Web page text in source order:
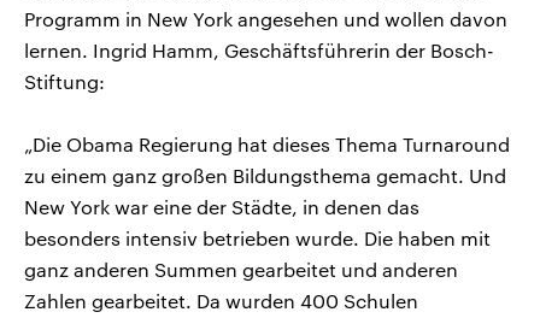
Programm in New York angesehen und wollen davon
lernen. Ingrid Hamm, Geschäftsführerin der Bosch-
Stiftung:
„Die Obama Regierung hat dieses Thema Turnaround
zu einem ganz großen Bildungsthema gemacht. Und
New York war eine der Städte, in denen das
besonders intensiv betrieben wurde. Die haben mit
ganz anderen Summen gearbeitet und anderen
Zahlen gearbeitet. Da wurden 400 Schulen